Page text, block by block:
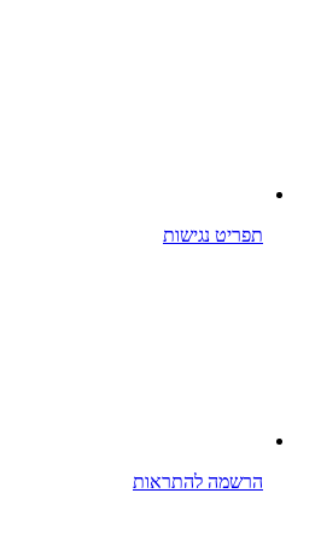
תפריט נגישות
הרשמה להתראות